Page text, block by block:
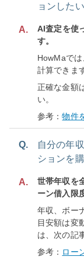
ョンしたい
A.
AI査定を使
す。
HowMaで
計算できま
正確な金額
い。
参考：物件
Q.
自分の年
ションを
A.
世帯年収を
ーン借入限
年収、ボー
目安額は変
は、次の記
参考： ロー